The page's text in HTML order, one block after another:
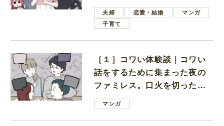
ない男子学生
夫婦 恋愛・結婚
マンガ
子育て
［１］コワい体験談｜コワい
話をするために集まった夜の
ファミレス。口火を切ったの
は電車好きの男の子ママ
マンガ